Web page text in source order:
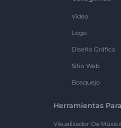
Vídeo
Logo
Diseño Gráfico
Sitio Web
Bosquejo
Herramientas
Visualizador De